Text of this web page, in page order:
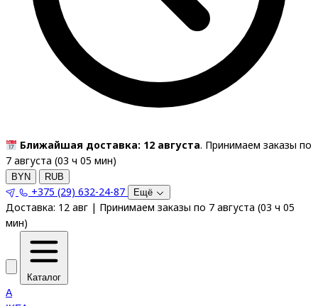
Ближайшая доставка: 12 августа. Принимаем заказы по
7 августа (03 ч 05 мин)
BYN RUB
+375 (29) 632-24-87 Ещё
Доставка: 12 авг | Принимаем заказы по 7 августа (03 ч 05
мин)
Каталог
A